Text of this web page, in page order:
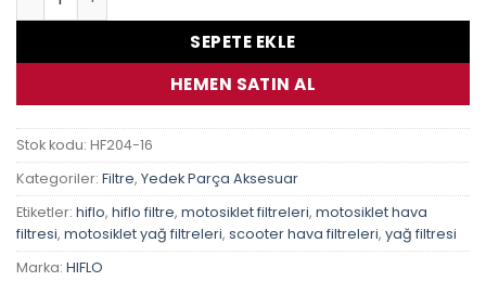
SEPETE EKLE
HEMEN SATIN AL
Stok kodu: HF204-16
Kategoriler: Filtre, Yedek Parça Aksesuar
Etiketler: hiflo, hiflo filtre, motosiklet filtreleri, motosiklet hava
filtresi, motosiklet yağ filtreleri, scooter hava filtreleri, yağ filtresi
Marka: HIFLO